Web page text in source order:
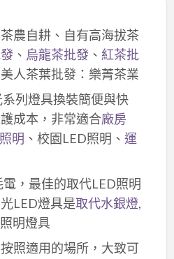
農自耕、自有高海拔茶
、 烏龍茶批發、 紅茶批
人茶葉批發：樂菁茶業
列燈具換裝簡便與快
成本，非常適合廠房
明 、校園LED照明、 運
，最佳的取代LED照明
LED燈具是取代水銀燈,
明燈具
照適用的場所，大致可